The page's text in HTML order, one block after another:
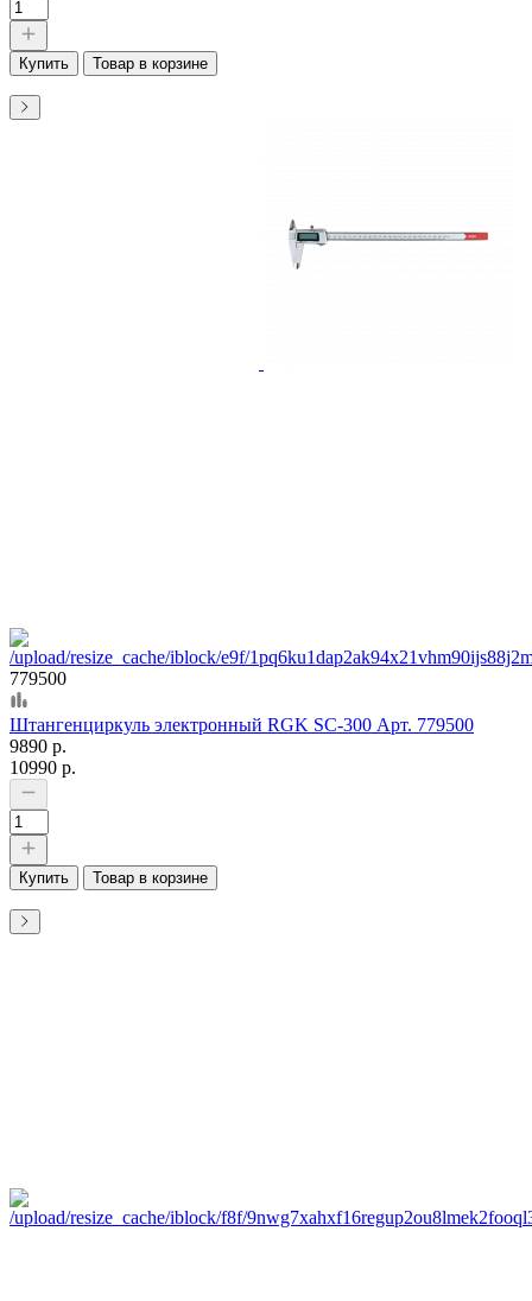
Купить Товар в корзине
779500
Штангенциркуль электронный RGK SC-300 Арт. 779500
9890 р.
10990 р.
Купить Товар в корзине